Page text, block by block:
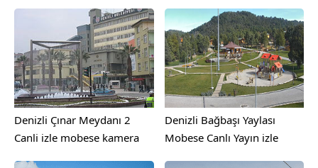
Denizli Çınar Meydanı 2
Canli izle mobese kamera
Denizli Bağbaşı Yaylası
Mobese Canlı Yayın izle